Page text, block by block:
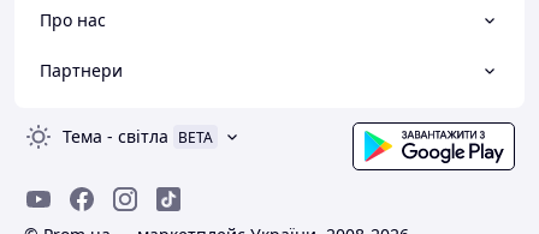
Про нас
Партнери
Тема - світла BETA